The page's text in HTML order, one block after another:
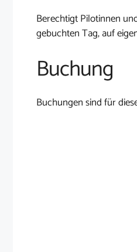
Berechtigt Pilotinnen
gebuchten Tag, auf
Buchung
Buchungen sind für